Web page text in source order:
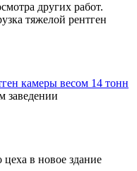
других работ.
камеры весом 14 тонн